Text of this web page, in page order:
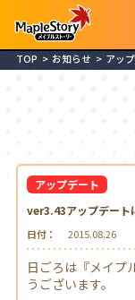
TOP お知らせ アッ
アップデート
ver3.43アップデート
日付： 2015.08.26
日ごろは『メイプ
うございます。